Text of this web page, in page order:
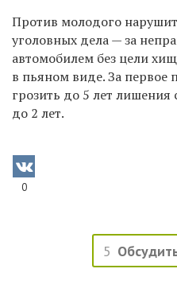
Против молодого
уголовных дела — за
автомобилем без цели
в пьяном виде. За первое
грозить до 5 лет лишения
до 2 лет.
0
5